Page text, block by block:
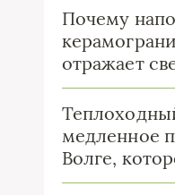
Почему
отражает
медленное
Волге,